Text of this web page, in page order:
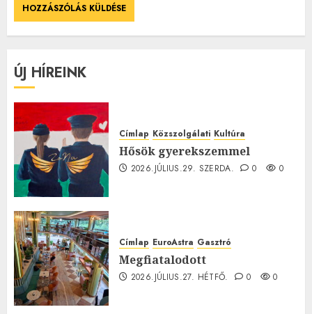
ÚJ HÍREINK
Címlap Közszolgálati Kultúra
Hősök gyerekszemmel
2026.JÚLIUS.29. SZERDA. 0 0
Címlap EuroAstra Gasztró
Megfiatalodott
2026.JÚLIUS.27. HÉTFŐ. 0 0